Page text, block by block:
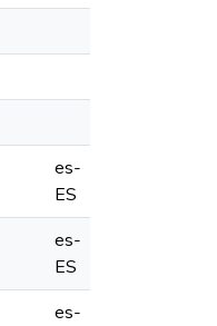
es-
ES
es-
ES
es-